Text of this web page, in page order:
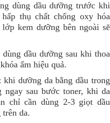
dùng dầu dưỡng trước khi
thụ chất chống oxy hóa
kem dưỡng bên ngoài sẽ
dầu dưỡng sau khi thoa
ẩm hiệu quả.
dưỡng da bằng dầu trong
ngay sau bước toner, khi da
chỉ cần dùng 2-3 giọt dầu
trên da.